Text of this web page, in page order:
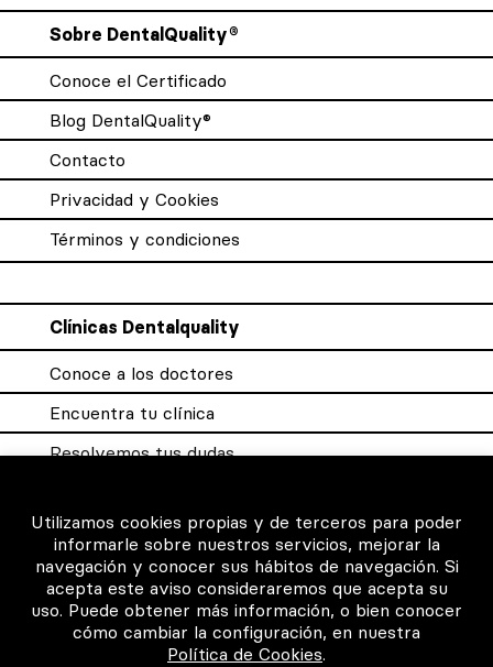
Sobre DentalQuality®
Conoce el Certificado
Blog DentalQuality®
Contacto
Privacidad y Cookies
Términos y condiciones
Clínicas Dentalquality
Conoce a los doctores
Encuentra tu clínica
Resolvemos tus dudas
Para los profesionales
Consigue tu certificado
Utilizamos cookies propias y de terceros para poder
informarle sobre nuestros servicios, mejorar la
navegación y conocer sus hábitos de navegación. Si
acepta este aviso consideraremos que acepta su
uso. Puede obtener más información, o bien conocer
cómo cambiar la configuración, en nuestra
Política de Cookies.